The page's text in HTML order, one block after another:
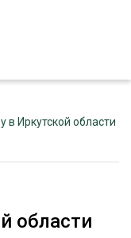
в Иркутской области
области